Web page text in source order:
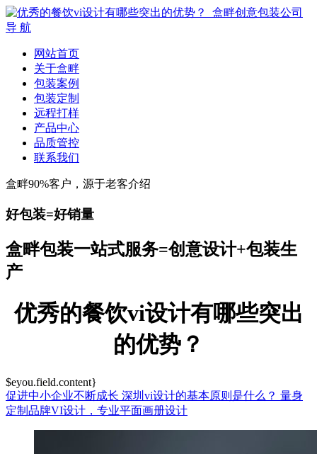
导 航
网站首页
关于盒畔
包装案例
包装定制
远程打样
产品中心
品质管控
联系我们
盒畔90%客户，源于老客介绍
好包装=好销量
盒畔包装一站式服务=创意设计+包装生
产
优秀的餐饮vi设计有哪些突出
的优势？
$eyou.field.content}
促进中小企业不断成长 深圳vi设计的基本原则是什么？ 量身
定制品牌VI设计，专业平面画册设计